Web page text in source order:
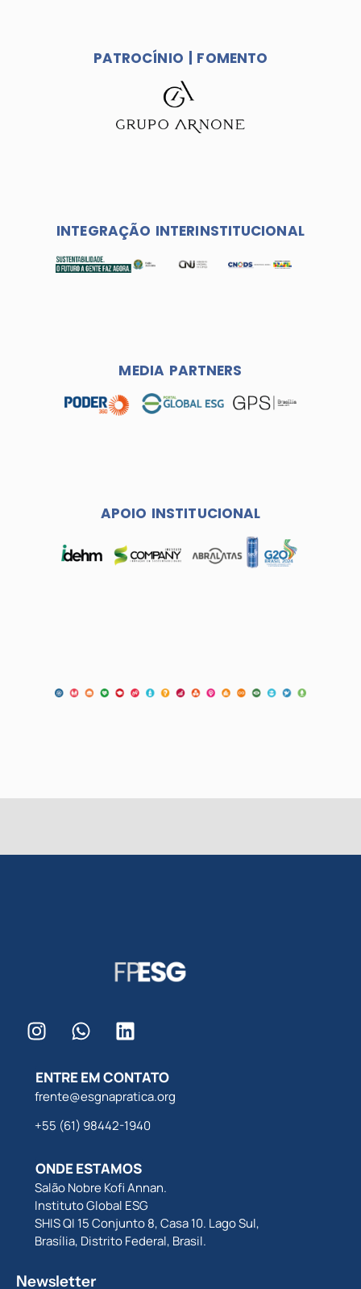
PATROCÍNIO | FOMENTO
INTEGRAÇÃO INTERINSTITUCIONAL
MEDIA PARTNERS
APOIO INSTITUCIONAL
ENTRE EM CONTATO
frente@esgnapratica.org
+55 (61) 98442-1940
ONDE ESTAMOS
Salão Nobre Kofi Annan.
Instituto Global ESG
SHIS QI 15 Conjunto 8, Casa 10. Lago Sul,
Brasília, Distrito Federal, Brasil.
Newsletter